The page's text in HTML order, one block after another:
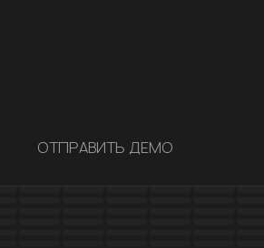
ОТПРАВИТЬ ДЕМО